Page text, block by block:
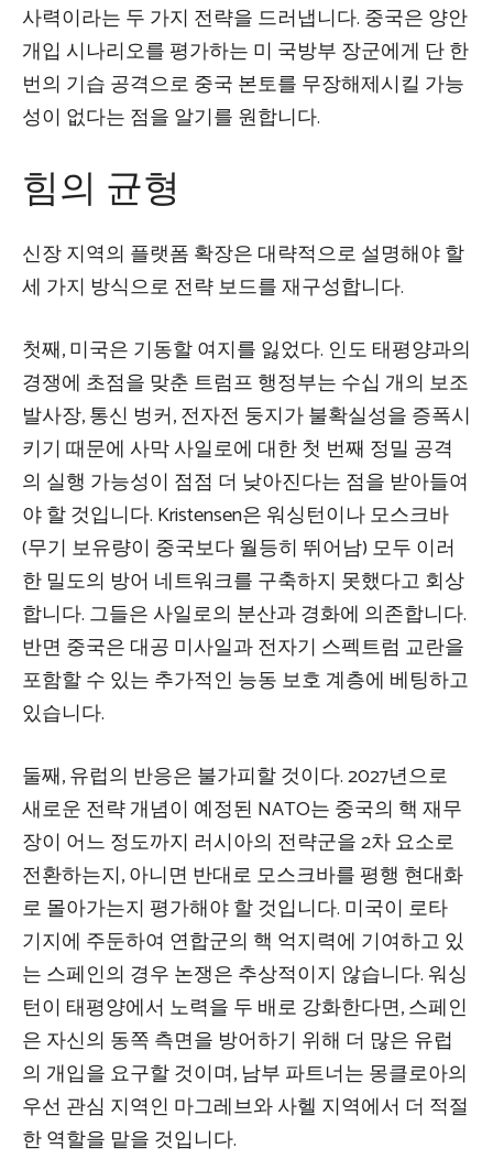
사력이라는 두 가지 전략을 드러냅니다. 중국은 양안
개입 시나리오를 평가하는 미 국방부 장군에게 단 한
번의 기습 공격으로 중국 본토를 무장해제시킬 가능
성이 없다는 점을 알기를 원합니다.
힘의 균형
신장 지역의 플랫폼 확장은 대략적으로 설명해야 할
세 가지 방식으로 전략 보드를 재구성합니다.
첫째, 미국은 기동할 여지를 잃었다. 인도 태평양과의
경쟁에 초점을 맞춘 트럼프 행정부는 수십 개의 보조
발사장, 통신 벙커, 전자전 둥지가 불확실성을 증폭시
키기 때문에 사막 사일로에 대한 첫 번째 정밀 공격
의 실행 가능성이 점점 더 낮아진다는 점을 받아들여
야 할 것입니다. Kristensen은 워싱턴이나 모스크바
(무기 보유량이 중국보다 월등히 뛰어남) 모두 이러
한 밀도의 방어 네트워크를 구축하지 못했다고 회상
합니다. 그들은 사일로의 분산과 경화에 의존합니다.
반면 중국은 대공 미사일과 전자기 스펙트럼 교란을
포함할 수 있는 추가적인 능동 보호 계층에 베팅하고
있습니다.
둘째, 유럽의 반응은 불가피할 것이다. 2027년으로
새로운 전략 개념이 예정된 NATO는 중국의 핵 재무
장이 어느 정도까지 러시아의 전략군을 2차 요소로
전환하는지, 아니면 반대로 모스크바를 평행 현대화
로 몰아가는지 평가해야 할 것입니다. 미국이 로타
기지에 주둔하여 연합군의 핵 억지력에 기여하고 있
는 스페인의 경우 논쟁은 추상적이지 않습니다. 워싱
턴이 태평양에서 노력을 두 배로 강화한다면, 스페인
은 자신의 동쪽 측면을 방어하기 위해 더 많은 유럽
의 개입을 요구할 것이며, 남부 파트너는 몽클로아의
우선 관심 지역인 마그레브와 사헬 지역에서 더 적절
한 역할을 맡을 것입니다.